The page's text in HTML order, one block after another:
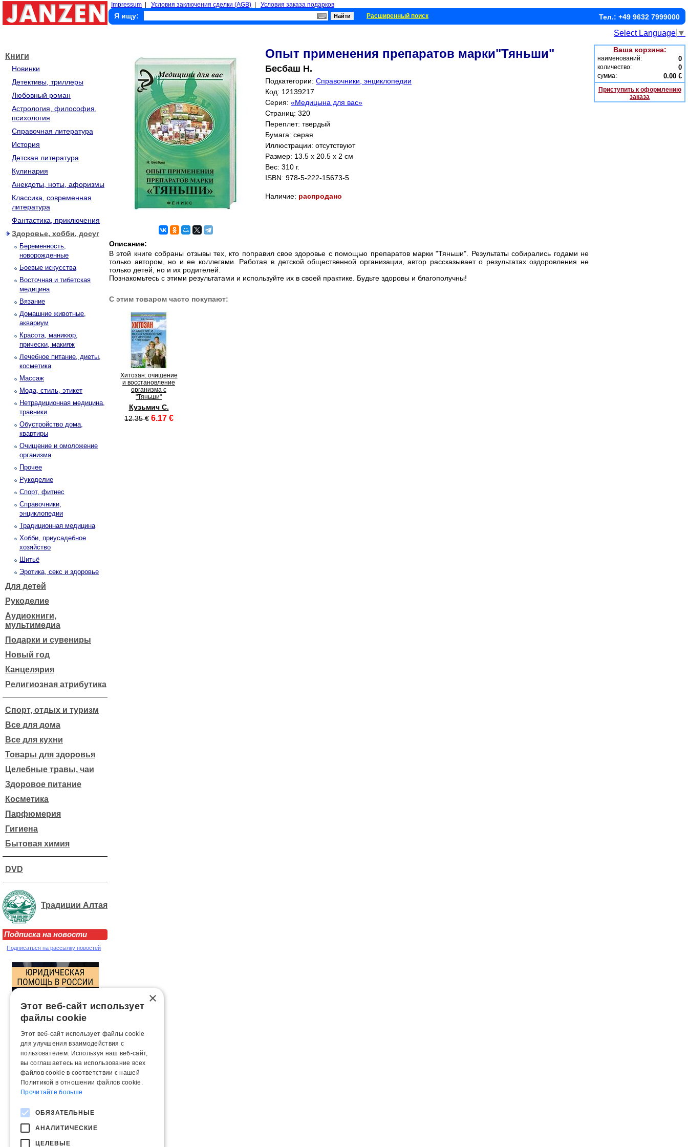
Impressum Условия заключения сделки (AGB) Условия заказа подарков
Я ищу: Расширенный поиск Тел.: +49 9632 7999000
Select Language ▼
Книги
Новинки
Детективы, триллеры
Любовный роман
Астрология, философия,
психология
Справочная литература
История
Детская литература
Кулинария
Анекдоты, ноты, афоризмы
Классика, современная
литература
Фантастика, приключения
Здоровье, хобби, досуг
Беременность,
новорожденные
Боевые искусства
Восточная и тибетская
медицина
Вязание
Домашние животные,
аквариум
Красота, маникюр,
прически, макияж
Лечебное питание, диеты,
косметика
Массаж
Мода, стиль, этикет
Нетрадиционная медицина,
травники
Обустройство дома,
квартиры
Очищение и омоложение
организма
Прочее
Рукоделие
Спорт, фитнес
Справочники,
энциклопедии
Традиционная медицина
Хобби, приусадебное
хозяйство
Шитьё
Эротика, секс и здоровье
Для детей
Рукоделие
Аудиокниги,
мультимедиа
Подарки и сувениры
Новый год
Канцелярия
Религиозная атрибутика
Спорт, отдых и туризм
Все для дома
Все для кухни
Товары для здоровья
Целебные травы, чаи
Здоровое питание
Косметика
Парфюмерия
Гигиена
Бытовая химия
DVD
Традиции Алтая
Подписка на новости
Подписаться на рассылку новостей
Опыт применения препаратов марки"Тяньши"
Бесбаш Н.
Подкатегории: Справочники, энциклопедии
Код: 12139217
Серия: «Медицына для вас»
Страниц: 320
Переплет: твердый
Бумага: серая
Иллюстрации: отсутствуют
Размер: 13.5 x 20.5 x 2 см
Вес: 310 г.
ISBN: 978-5-222-15673-5
Наличие: распродано
Описание:
В этой книге собраны отзывы тех, кто поправил свое здоровье с помощью препаратов марки "Тяньши". Результаты собирались годами не
только автором, но и ее коллегами. Работая в детской общественной организации, автор рассказывает о результатах оздоровления не
только детей, но и их родителей.
Познакомьтесь с этими результатами и используйте их в своей практике. Будьте здоровы и благополучны!
С этим товаром часто покупают:
Хитозан: очищение
и восстановление
организма с
"Тяньши"
Кузьмич С.
12.35 € 6.17 €
Ваша корзина:
наименований: 0
количество: 0
сумма: 0.00 €
Приступить к оформлению
заказа
×
Этот веб-сайт использует
файлы cookie
Этот веб-сайт использует файлы cookie
для улучшения взаимодействия с
пользователем. Используя наш веб-сайт,
вы соглашаетесь на использование всех
файлов cookie в соответствии с нашей
Политикой в ​​отношении файлов cookie.
Прочитайте больше
ОБЯЗАТЕЛЬНЫЕ
АНАЛИТИЧЕСКИЕ
ЦЕЛЕВЫЕ